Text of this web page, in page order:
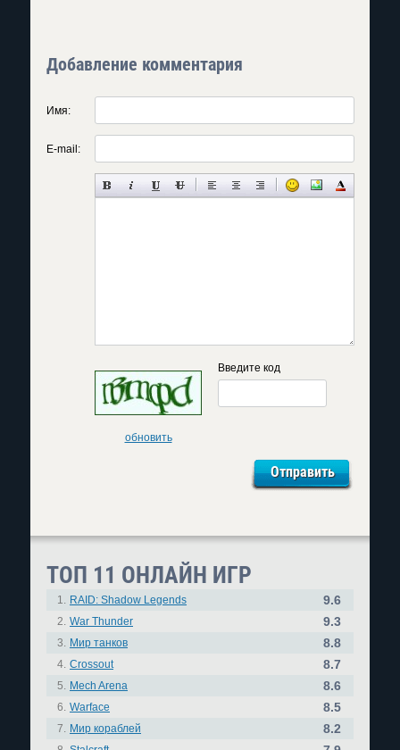
Добавление комментария
Имя:
E-mail:
обновить
Введите код
ТОП 11 ОНЛАЙН ИГР
1. RAID: Shadow Legends 9.6
2. War Thunder 9.3
3. Мир танков 8.8
4. Crossout 8.7
5. Mech Arena 8.6
6. Warface 8.5
7. Мир кораблей 8.2